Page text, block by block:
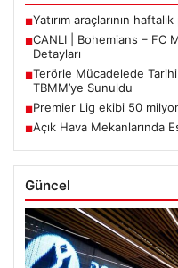
■Yatırım araçlarının
■CANLI | Bohemians – FC
Detayları
■Terörle Mücadelede
TBMM’ye Sunuldu
■Premier Lig ekibi 50
■Açık Hava Mekanlarında
Güncel